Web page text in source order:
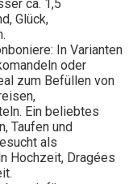
ca. 1,5
Glück,
In Varianten
oder
zum Befüllen von
Ein beliebtes
Taufen und
als
Hochzeit, Dragées